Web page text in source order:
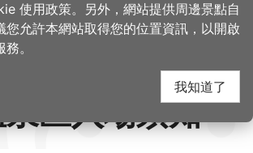
烏來風景特定
溪戲水區曁宇內
區入場須知
使用政策。另外，網站提供周邊景點自
您允許本網站取得您的位置資訊，以開啟
。
我知道了